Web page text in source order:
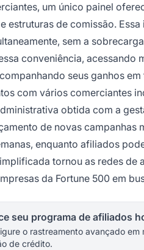
um único painel
estruturas de comissão.
sem a
conveniência, acessando
seus ganhos
com vários comerciantes
obtida com a
de novas
enquanto afiliados
tornou as redes de
da Fortune 500 em
seu programa de afiliados
o rastreamento avançado em
de crédito.